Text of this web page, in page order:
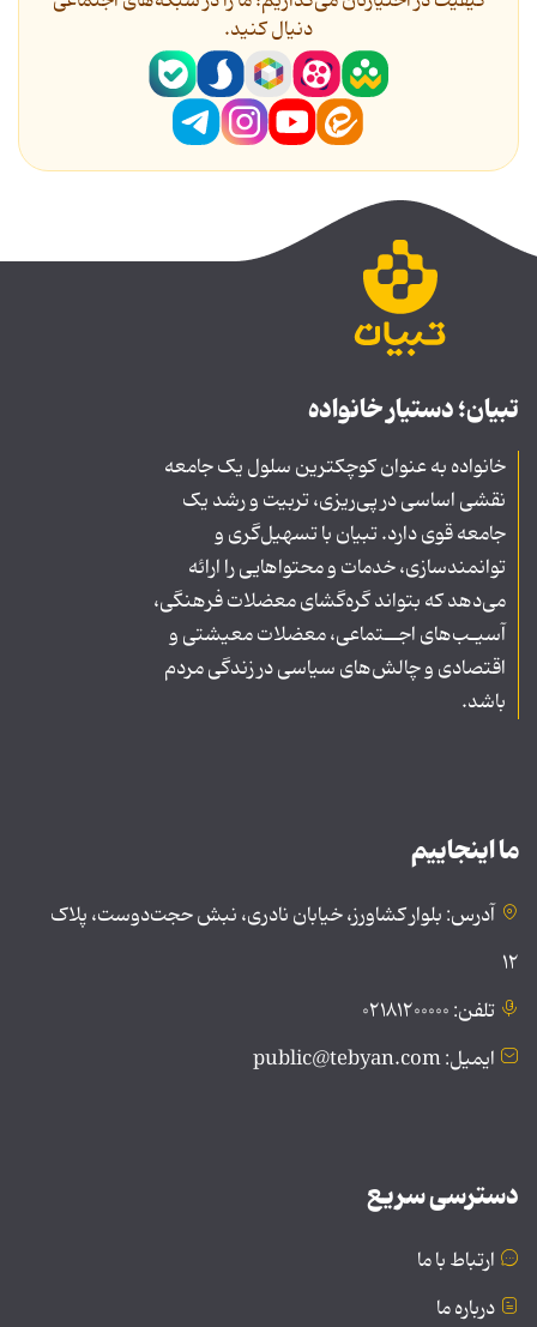
دنیال کنید.
تبیان؛ دستیار خانواده
خانواده به عنوان کوچکترین سلول یک جامعه
نقشی اساسی در پی‌ریزی، تربیت و رشد یک
جامعه قوی دارد. تبیان با تسهیل‌گری و
توانمندسازی، خدمات و محتواهایی را ارائه
می‌دهد که بتواند گره‌گشای معضلات فرهنگی،
آسیـب‌های اجــتماعی، معضلات معیشتی و
اقتصادی و چالش‌های سیاسی در زندگی مردم
باشد.
ما اینجاییم
آدرس: بلوار کشاورز، خیابان نادری، نبش حجت‌دوست، پلاک
۱۲
تلفن: ۰۲۱۸۱۲۰۰۰۰۰
ایمیل: public@tebyan.com
دسترسی سریع
ارتباط با ما
درباره ما